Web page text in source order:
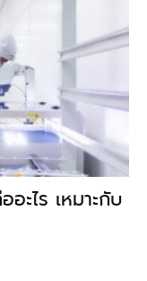
ะไร เหมาะกับ